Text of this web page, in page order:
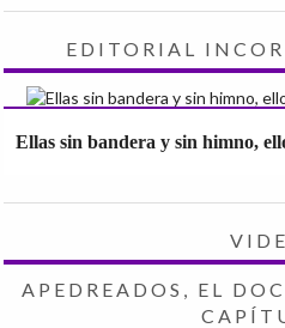
EDITORIAL
Ellas sin bandera y sin himno,
APEDREADOS, EL